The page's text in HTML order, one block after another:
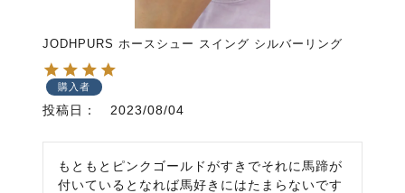
JODHPURS ホースシュー スイング シルバーリング
購入者
投稿日 2023/08/04
もともとピンクゴールドがすきでそれに馬蹄が
付いているとなれば馬好きにはたまらないです